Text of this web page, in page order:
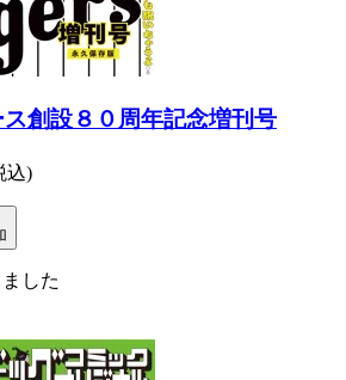
創設８０周年記念増刊号
込)
した